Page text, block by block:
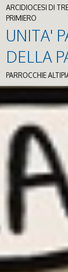
ARCIDIOCESI DI
PRIMIERO
UNITA'
DELLA
PARROCCHIE